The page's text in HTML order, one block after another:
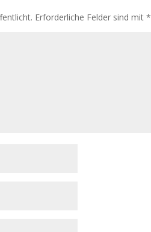
Erforderliche Felder sind mit*